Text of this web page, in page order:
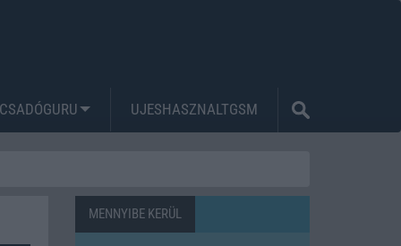
UJESHASZNALTGSM
MENNYIBE KERÜL